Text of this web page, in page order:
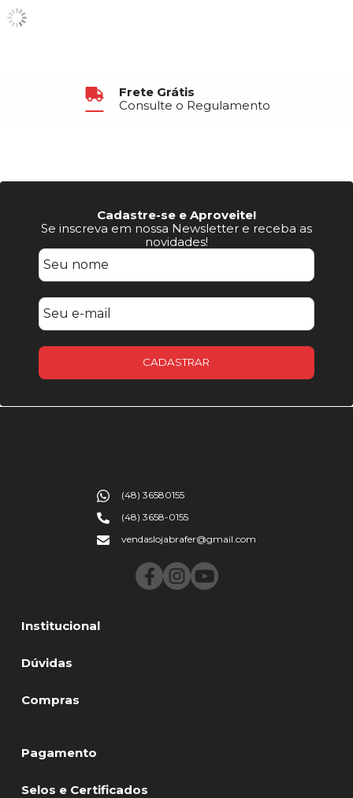
Frete Grátis
Consulte o Regulamento
Cadastre-se e Aproveite!
Se inscreva em nossa Newsletter e receba as
novidades!
CADASTRAR
Institucional
Dúvidas
Compras
(48) 36580155
(48) 3658-0155
vendaslojabrafer@gmail.com
Pagamento
Selos e Certificados